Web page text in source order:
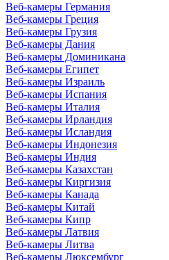
Веб-камеры Германия
Веб-камеры Греция
Веб-камеры Грузия
Веб-камеры Дания
Веб-камеры Доминикана
Веб-камеры Египет
Веб-камеры Израиль
Веб-камеры Испания
Веб-камеры Италия
Веб-камеры Ирландия
Веб-камеры Исландия
Веб-камеры Индонезия
Веб-камеры Индия
Веб-камеры Казахстан
Веб-камеры Киргизия
Веб-камеры Канада
Веб-камеры Китай
Веб-камеры Кипр
Веб-камеры Латвия
Веб-камеры Литва
Веб-камеры Люксембург